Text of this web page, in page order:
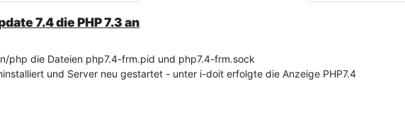
7.4 die PHP 7.3 an
php die Dateien php7.4-frm.pid und php7.4-frm.sock
und Server neu gestartet - unter i-doit erfolgte die Anzeige PHP7.4